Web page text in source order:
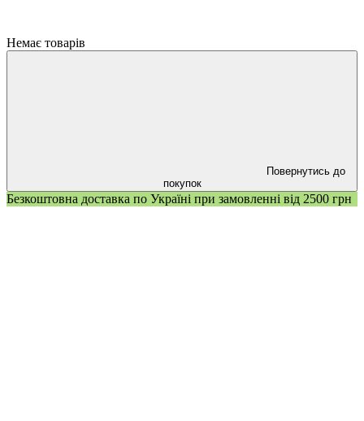
Немає товарів
Повернутись до
покупок
Безкоштовна доставка по Україні при замовленні від 2500 грн